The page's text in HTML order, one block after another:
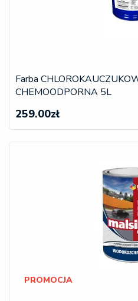
Farba
CHEMOODPORNA 5L
259.00zł
PROMOCJA